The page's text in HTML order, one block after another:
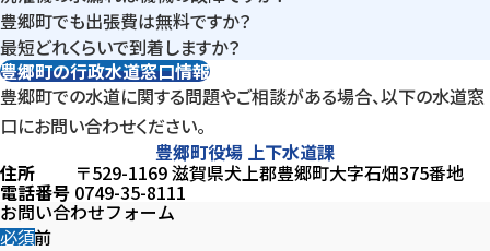
が徐々に広がるケースが多く見られます。早い段階での確認が悪
化防止につながります。
まりやすく、部品の劣化によりにじむような水漏れが発生すること
があります。
給水ホースや接続部の劣化が原因であることが多く、豊郷町では
本体ではなく接続部の問題で水漏れが起きるケースがよく見られ
ます。
豊郷町でも出張費は無料ですか？
はい。豊郷町全域で出張費は無料です。住宅エリア全体で追加料
金は発生しません。
最短どれくらいで到着しますか？
受付後、最短20分～で訪問可能な体制をとっています。現場まで
の距離や直前の対応状況を踏まえ、その場で到着見込み時間をお
伝えします。
豊郷町の行政水道窓口情報
豊郷町での水道に関する問題やご相談がある場合、以下の水道窓
口にお問い合わせください。
豊郷町役場 上下水道課
住所 〒529-1169 滋賀県犬上郡豊郷町大字石畑375番地
電話番号 0749-35-8111
お問い合わせフォーム
お名前